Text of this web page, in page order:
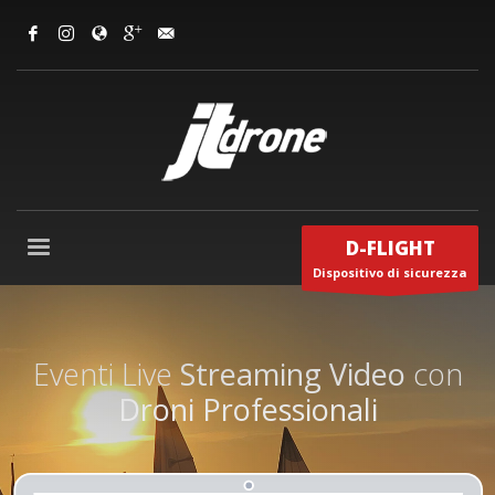
D-FLIGHT
Dispositivo di sicurezza
Eventi LiveStreaming Video con
Droni Professionali